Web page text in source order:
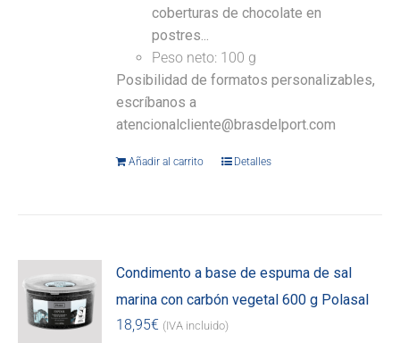
coberturas de chocolate en
postres...
Peso neto: 100 g
Posibilidad de formatos personalizables,
escríbanos a
atencionalcliente@brasdelport.com
Añadir al carrito Detalles
Condimento a base de espuma de sal
marina con carbón vegetal 600 g Polasal
18,95€ (IVA incluido)